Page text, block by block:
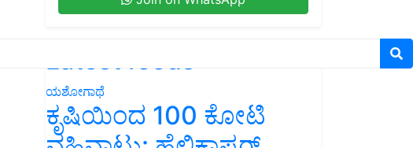
Latest feeds
ಯಶೋಗಾಥೆ
ಕೃಷಿಯಿಂದ 100 ಕೋಟಿ